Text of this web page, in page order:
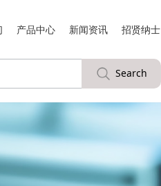
产品中心 新闻资讯 招贤纳士
Search